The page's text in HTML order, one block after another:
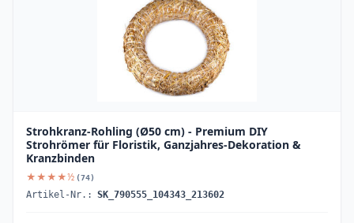
Strohkranz-Rohling (Ø50 cm) - Premium DIY
Strohrömer für Floristik, Ganzjahres-Dekoration &
Kranzbinden
★★★★½ (74)
Artikel-Nr.: SK_790555_104343_213602